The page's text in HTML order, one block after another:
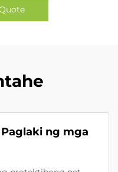
ng mga